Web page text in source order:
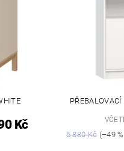
Kč
5 880 Kč(–49